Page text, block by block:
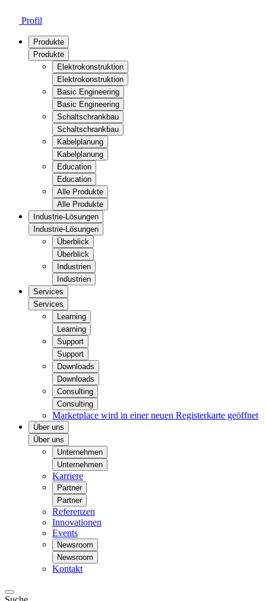
Profil
Produkte
Produkte
Elektrokonstruktion
Elektrokonstruktion
Basic Engineering
Basic Engineering
Schaltschrankbau
Schaltschrankbau
Kabelplanung
Kabelplanung
Education
Education
Alle Produkte
Alle Produkte
Industrie-Lösungen
Industrie-Lösungen
Überblick
Überblick
Industrien
Industrien
Services
Services
Learning
Learning
Support
Support
Downloads
Downloads
Consulting
Consulting
Marketplace wird in einer neuen Registerkarte geöffnet
Über uns
Über uns
Unternehmen
Unternehmen
Karriere
Partner
Partner
Referenzen
Innovationen
Events
Newsroom
Newsroom
Kontakt